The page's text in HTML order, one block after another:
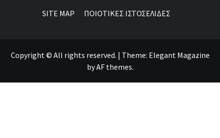
SITE MAP ΠΟΙΟΤΙΚΕΣ ΙΣΤΟΣΕΛΙΔΕΣ
Copyright © All rights reserved. | Theme: Elegant Magazine
byAF themes.